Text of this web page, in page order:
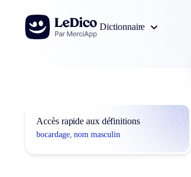
Aller au contenu
Dictionnaire
Accès rapide aux définitions
bocardage, nom masculin